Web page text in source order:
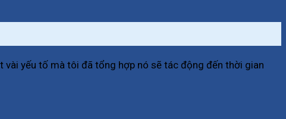
yếu tố mà tôi đã tổng hợp nó sẽ tác động đến thời gian